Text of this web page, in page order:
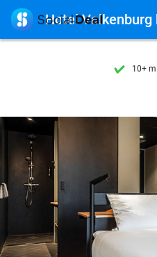
7 dagen
10+
7 dagen per
10+
 Hotel Valkenburg by Mercure - Next